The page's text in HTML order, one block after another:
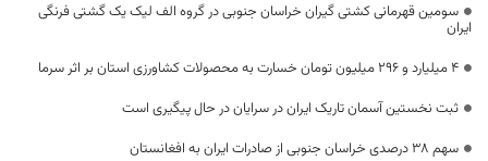
سومین قهرمانی کشتی گیران خراسان جنوبی در گروه الف لیک یک گشتی فرنگی
ایران
4 میلیارد و 296 میلیون تومان خسارت به محصولات کشاورزی استان بر اثر سرما
ثبت نخستین آسمان تاریک ایران در سرایان در حال پیگیری است
سهم ۳۸ درصدی خراسان جنوبی از صادرات ایران به افغانستان